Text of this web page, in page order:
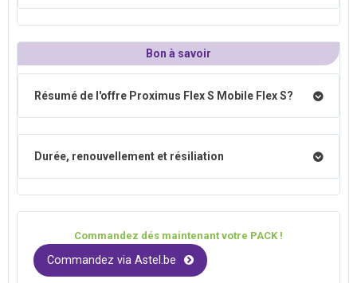
Bon à savoir
Résumé de l'offre Proximus Flex S Mobile Flex S?
Durée, renouvellement et résiliation
Commandez dés maintenant votre PACK !
Commandez via Astel.be